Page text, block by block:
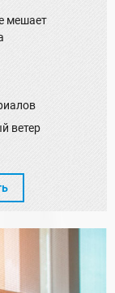
мешает
ветер